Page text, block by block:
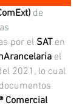
de
por el SAT en
el
2021, lo cual
Comercial